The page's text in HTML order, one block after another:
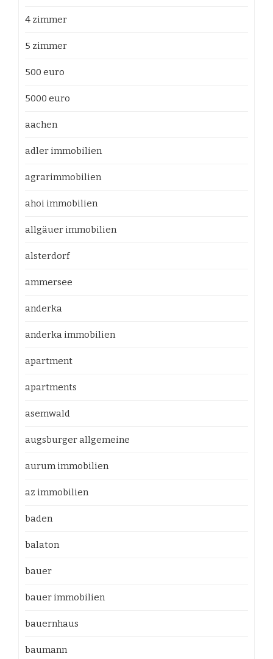
4 zimmer
5 zimmer
500 euro
5000 euro
aachen
adler immobilien
agrarimmobilien
ahoi immobilien
allgäuer immobilien
alsterdorf
ammersee
anderka
anderka immobilien
apartment
apartments
asemwald
augsburger allgemeine
aurum immobilien
az immobilien
baden
balaton
bauer
bauer immobilien
bauernhaus
baumann